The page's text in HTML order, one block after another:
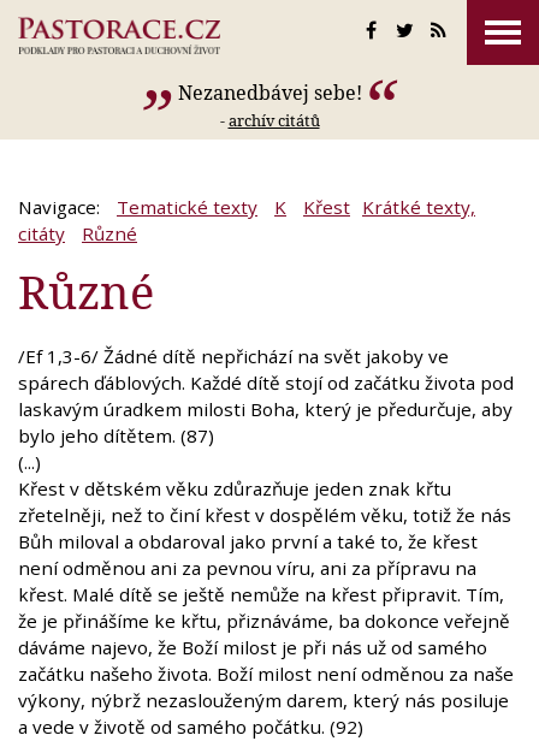
Nezanedbávej sebe!
-archív citátů
Navigace: Tematické texty K Křest Krátké texty,
citáty
Různé
Různé
/Ef 1,3-6/ Žádné dítě nepřichází na svět jakoby ve
spárech ďáblových. Každé dítě stojí od začátku života pod
laskavým úradkem milosti Boha, který je předurčuje, aby
bylo jeho dítětem. (87)
(...)
Křest v dětském věku zdůrazňuje jeden znak křtu
zřetelněji, než to činí křest v dospělém věku, totiž že nás
Bůh miloval a obdaroval jako první a také to, že křest
není odměnou ani za pevnou víru, ani za přípravu na
křest. Malé dítě se ještě nemůže na křest připravit. Tím,
že je přinášíme ke křtu, přiznáváme, ba dokonce veřejně
dáváme najevo, že Boží milost je při nás už od samého
začátku našeho života. Boží milost není odměnou za naše
výkony, nýbrž nezaslouženým darem, který nás posiluje
a vede v životě od samého počátku. (92)